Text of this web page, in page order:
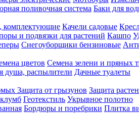
поливочная система Баки для
комплектующие Качели садовые
и подвязки для растений Кашпо
Снегоуборщики бензиновые
цветов Семена зелени и пряных
душа, распылители Дачные туалеты
Защита от грызунов Защита
Геотекстиль Укрывное полотно
Бордюры и поребрики Плитка